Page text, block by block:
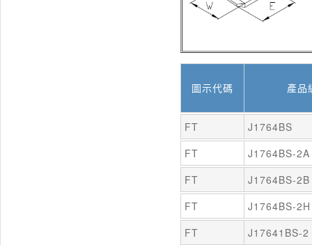
圖示代碼 產品
FT
J1764BS
FT
J1764BS-2A
FT
J1764BS-2B
FT
J1764BS-2H
FT
J17641BS-2